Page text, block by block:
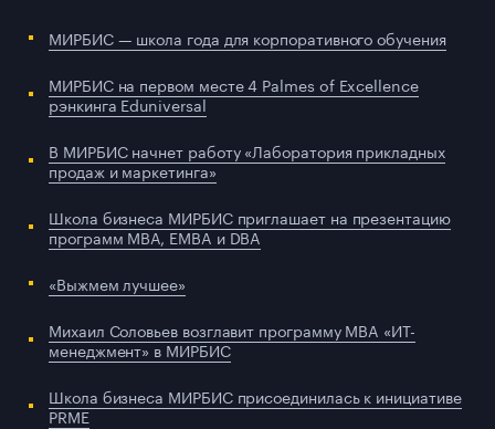
МИРБИС — школа года для корпоративного обучения
МИРБИС на первом месте 4 Palmes of Excellence
рэнкинга Eduniversal
В МИРБИС начнет работу «Лаборатория прикладных
продаж и маркетинга»
Школа бизнеса МИРБИС приглашает на презентацию
программ МВА, EMBA и DBA
«Выжмем лучшее»
Михаил Соловьев возглавит программу MBA «ИТ-
менеджмент» в МИРБИС
Школа бизнеса МИРБИС присоединилась к инициативе
PRME